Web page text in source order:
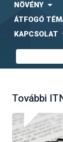
NÖVÉNY
ÁTFOGÓ
KAPCSOLAT
További